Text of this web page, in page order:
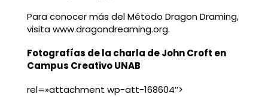
Para conocer más del Método Dragon Draming,
visita www.dragondreaming.org.
Fotografías de la charla de John Croft en
Campus Creativo UNAB
rel=»attachment wp-att-168604″>